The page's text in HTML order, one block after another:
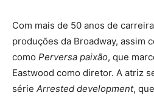
Com mais de 50 anos de
produções da Broadway, assim
como Perversa paixão, que
Eastwood como diretor. A atriz
série Arrested development,